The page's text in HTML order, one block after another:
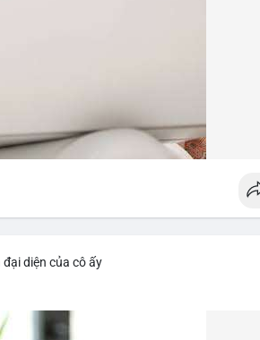
diện của cô ấy